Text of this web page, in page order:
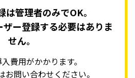
は管理者のみでOK。
ザー登録する必要はありま
せん。
費用がかかります。
お問い合わせください。